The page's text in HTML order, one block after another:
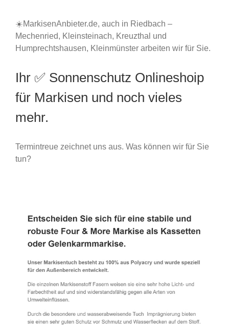
☀️MarkisenAnbieter.de, auch in Riedbach –
Mechenried, Kleinsteinach, Kreuzthal und
Humprechtshausen, Kleinmünster arbeiten wir für Sie.
Ihr ✅ Sonnenschutz Onlineshoip
für Markisen und noch vieles
mehr.
Termintreue zeichnet uns aus. Was können wir für Sie
tun?